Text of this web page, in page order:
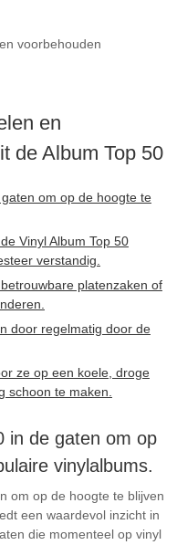
voorbehouden
en
de Album Top 50
om op de hoogte te
Vinyl Album Top 50
verstandig.
platenzaken of
door regelmatig door de
ze op een koele, droge
schoon te maken.
in de gaten om op
vinylalbums.
om op de hoogte te blijven
een waardevol inzicht in
die momenteel op vinyl